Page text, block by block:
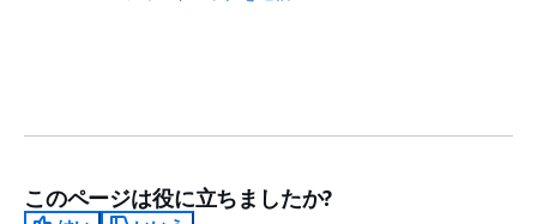
このページは役に立ちましたか?